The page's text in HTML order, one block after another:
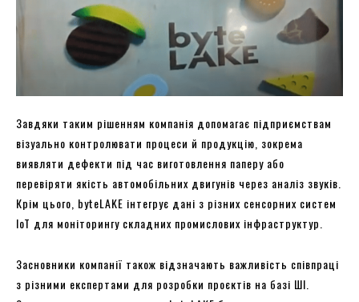
Завдяки таким рішенням компанія допомагає підприємствам
візуально контролювати процеси й продукцію, зокрема
виявляти дефекти під час виготовлення паперу або
перевіряти якість автомобільних двигунів через аналіз звуків.
Крім цього, byteLAKE інтегрує дані з різних сенсорних систем
IoT для моніторингу складних промислових інфраструктур.
Засновники компанії також відзначають важливість співпраці
з різними експертами для розробки проєктів на базі ШІ.